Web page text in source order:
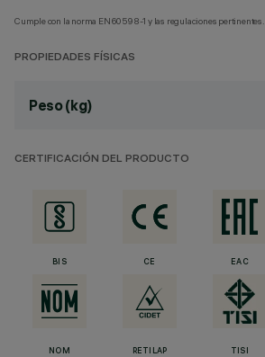
Cumple con la norma EN60598-1 y las regulaciones pertinentes.
PROPIEDADES FÍSICAS
Peso (kg)
CERTIFICACIÓN DEL PRODUCTO
BIS CE EAC
NOM RETILAP TISI